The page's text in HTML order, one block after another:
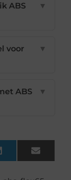
ABS
▼
voor
▼
ABS
▼
LinkedInEmail